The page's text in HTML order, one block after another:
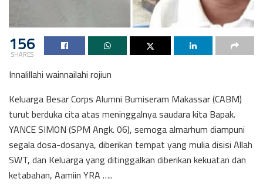
156
SHARES
Innalillahi wainnailahi rojiun
Keluarga Besar Corps Alumni Bumiseram Makassar (CABM)
turut berduka cita atas meninggalnya saudara kita Bapak.
YANCE SIMON (SPM Angk. 06), semoga almarhum diampuni
segala dosa-dosanya, diberikan tempat yang mulia disisi Allah
SWT, dan Keluarga yang ditinggalkan diberikan kekuatan dan
ketabahan, Aamiin YRA …..